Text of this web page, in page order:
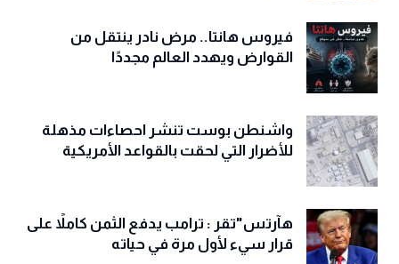
فيروس هانتا.. مرض نادر ينتقل من
القوارض ويهدد العالم مجددًا
واشنطن بوست تنشر احصاءات مذهلة
للأضرار التي لحقت بالقواعد الأمريكية
هآرتس"تقر : ترامب يدفع الثمن كاملاً على
قرار سيء لأول مرة في حياته